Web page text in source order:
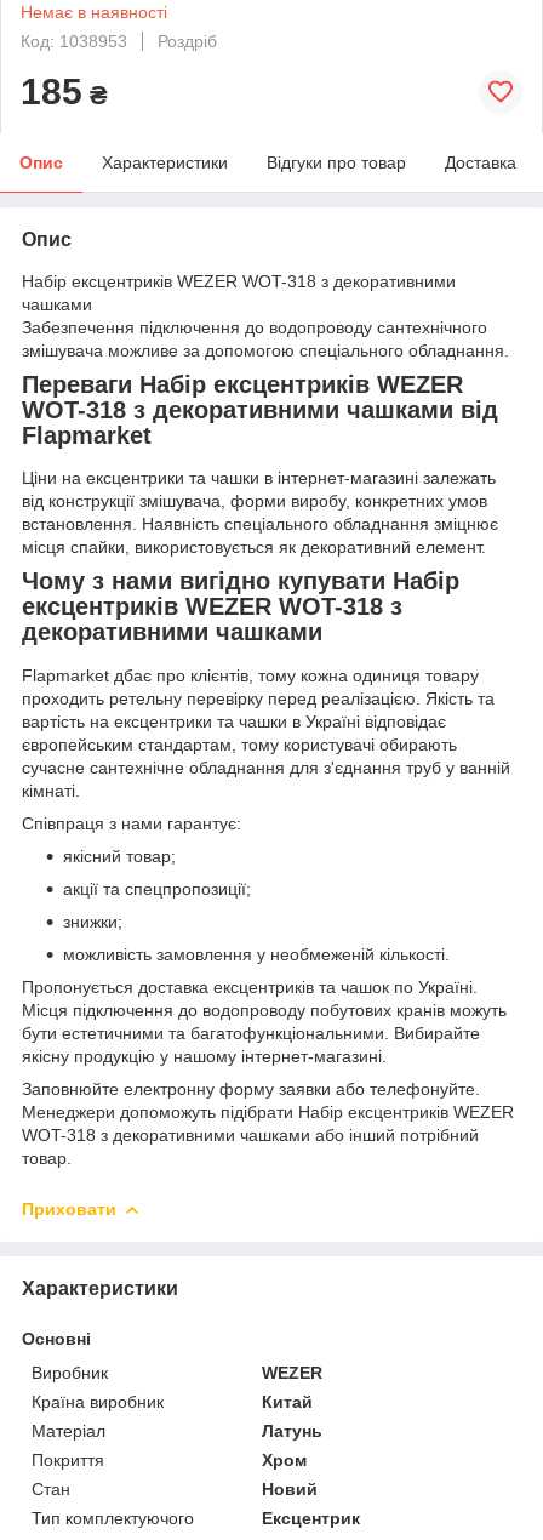
Немає в наявності
Код: 1038953
Роздріб
185 ₴
Опис Характеристики Відгуки про товар Доставка
Опис
Набір ексцентриків WEZER WOT-318 з декоративними
чашками
Забезпечення підключення до водопроводу сантехнічного
змішувача можливе за допомогою спеціального обладнання.
Переваги Набір ексцентриків WEZER
WOT-318 з декоративними чашками від
Flapmarket
Ціни на ексцентрики та чашки в інтернет-магазині залежать
від конструкції змішувача, форми виробу, конкретних умов
встановлення. Наявність спеціального обладнання зміцнює
місця спайки, використовується як декоративний елемент.
Чому з нами вигідно купувати Набір
ексцентриків WEZER WOT-318 з
декоративними чашками
Flapmarket дбає про клієнтів, тому кожна одиниця товару
проходить ретельну перевірку перед реалізацією. Якість та
вартість на ексцентрики та чашки в Україні відповідає
європейським стандартам, тому користувачі обирають
сучасне сантехнічне обладнання для з'єднання труб у ванній
кімнаті.
Співпраця з нами гарантує:
якісний товар;
акції та спецпропозиції;
знижки;
можливість замовлення у необмеженій кількості.
Пропонується доставка ексцентриків та чашок по Україні.
Місця підключення до водопроводу побутових кранів можуть
бути естетичними та багатофункціональними. Вибирайте
якісну продукцію у нашому інтернет-магазині.
Заповнюйте електронну форму заявки або телефонуйте.
Менеджери допоможуть підібрати Набір ексцентриків WEZER
WOT-318 з декоративними чашками або інший потрібний
товар.
Приховати
Характеристики
Основні
Виробник
WEZER
Країна виробник
Китай
Матеріал
Латунь
Покриття
Хром
Стан
Новий
Тип комплектуючого
Ексцентрик